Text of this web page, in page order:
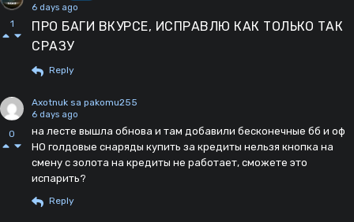
1
6 days ago
ПРО БАГИ ВКУРСЕ, ИСПРАВЛЮ КАК ТОЛЬКО ТАК
СРАЗУ
Reply
0
Axotnuk sa pakomu255
6 days ago
на лесте вышла обнова и там добавили бесконечные бб и оф
НО голдовые снаряды купить за кредиты нельзя кнопка на
смену с золота на кредиты не работает, сможете это
испарить?
Reply